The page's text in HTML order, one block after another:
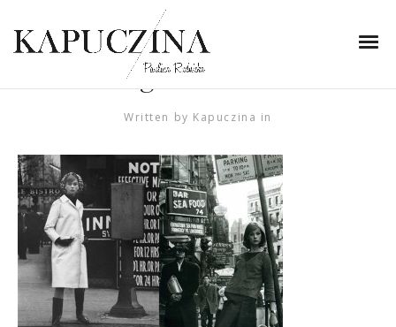
2 czerwca 2014
David-Bailey-American-
Vog-001-horz
Written by Kapuczina in